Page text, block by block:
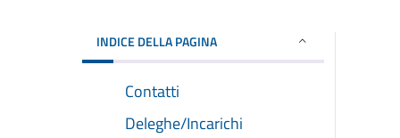
INDICE DELLA PAGINA
Contatti
Deleghe/Incarichi